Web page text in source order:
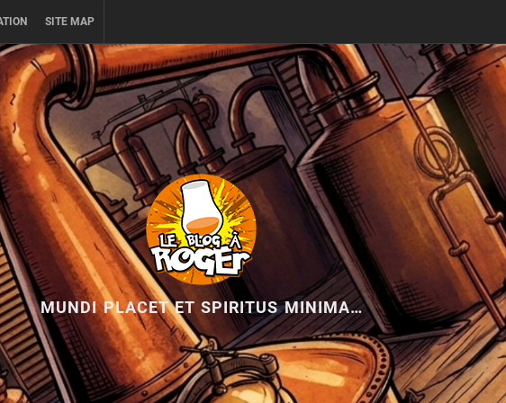
SITE MAP
MUNDI PLACET ET SPIRITUS MINIMA…